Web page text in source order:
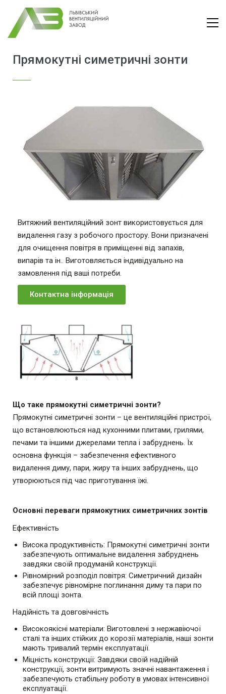
Прямокутні симетричні зонти
Витяжний вентиляційний зонт використовується для
видалення газу з робочого простору. Вони призначені
для очищення повітря в приміщенні від запахів,
випарів та ін.. Виготовляється індивідуально на
замовлення під ваші потреби.
Контактна інформація
Що таке прямокутні симетричні зонти?
Прямокутні симетричні зонти – це вентиляційні пристрої,
що встановлюються над кухонними плитами, грилями,
печами та іншими джерелами тепла і забруднень. Їх
основна функція – забезпечення ефективного
видалення диму, пари, жиру та інших забруднень, що
утворюються під час приготування їжі.
Основні переваги прямокутних симетричних зонтів
Ефективність
Висока продуктивність: Прямокутні симетричні зонти
забезпечують оптимальне видалення забруднень
завдяки своїй продуманій конструкції.
Рівномірний розподіл повітря: Симетричний дизайн
забезпечує рівномірне поглинання диму та пари по
всій площі зонта.
Надійність та довговічність
Високоякісні матеріали: Виготовлені з нержавіючої
сталі та інших стійких до корозії матеріалів, наші зонти
мають тривалий термін експлуатації.
Міцність конструкції: Завдяки своїй надійній
конструкції, зонти витримують значні навантаження і
забезпечують стабільну роботу в умовах інтенсивної
експлуатації.